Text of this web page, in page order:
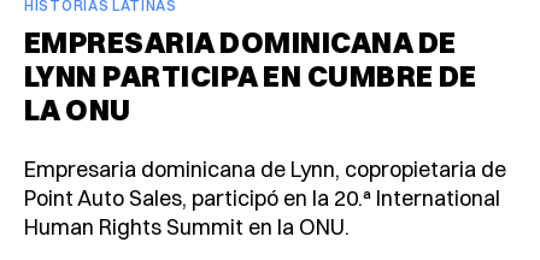
HISTORIAS LATINAS
EMPRESARIA DOMINICANA DE
LYNN PARTICIPA EN CUMBRE DE
LA ONU
Empresaria dominicana de Lynn, copropietaria de
Point Auto Sales, participó en la 20.ª International
Human Rights Summit en la ONU.